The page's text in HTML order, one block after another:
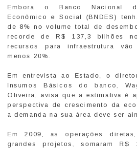
Embora o Banco Nacional de
Econômico e Social (BNDES)
de 8% no volume total de
recorde de R$ 137,3 bilhões
recursos para infraestrutura
menos 20%.
Em entrevista ao Estado, o
Insumos Básicos do banco,
Oliveira, avisa que a estimativa é
perspectiva de crescimento da
a demanda na sua área deve ser
Em 2009, as operações
grandes projetos, somaram R$